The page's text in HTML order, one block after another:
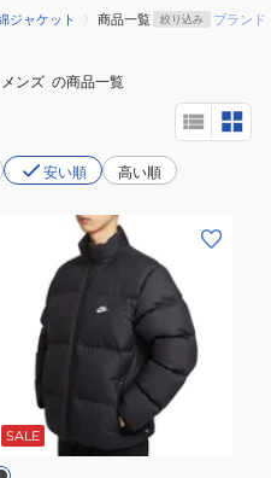
ジャケット 商品一覧 絞り込み ブランド
メンズ の商品一覧
安い順 高い順
Therma-
FIT
SALE